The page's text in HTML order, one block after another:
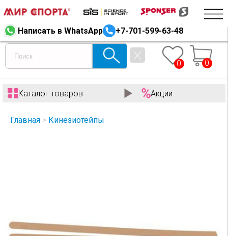
Написать в WhatsApp +7-701-599-63-48
0 0
Каталог товаров Акции
Главная > Кинезиотейпы